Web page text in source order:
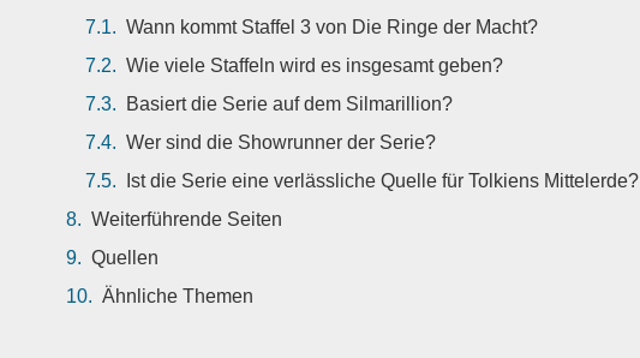
Wann kommt Staffel 3 von Die Ringe der Macht?
Wie viele Staffeln wird es insgesamt geben?
Basiert die Serie auf dem Silmarillion?
Wer sind die Showrunner der Serie?
Ist die Serie eine verlässliche Quelle für Tolkiens Mittelerde?
Weiterführende Seiten
Quellen
Ähnliche Themen